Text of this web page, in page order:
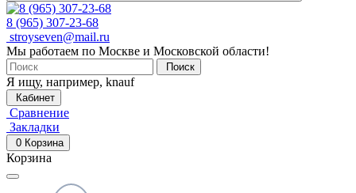
8 (965) 307-23-68
stroyseven@mail.ru
Мы работаем по Москве и Московской области!
Поиск
Я ищу, например, knauf
Кабинет
Сравнение
Закладки
0 Корзина
Корзина